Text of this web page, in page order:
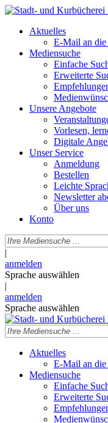
Aktuelles
E-Mail an die
Mediensuche
Einfache
Erweiterte
Unsere Angebote
Vorlesen,
Digitale
Unser Service
Anmeldung
Bestellen
Leichte
Newsletter
Über uns
Konto
|
anmelden
Sprache auswählen
|
anmelden
Sprache auswählen
Aktuelles
E-Mail an die
Mediensuche
Einfache
Erweiterte